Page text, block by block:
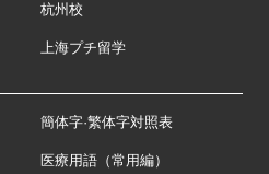
杭州校
上海プチ留学
簡体字·繁体字対照表
医療用語（常用編）